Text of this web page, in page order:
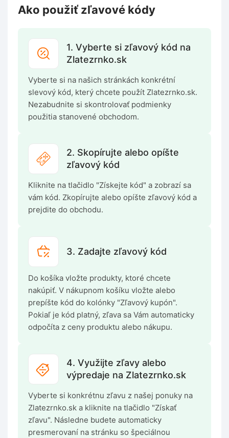
Ako použiť zľavové kódy
1. Vyberte si zľavový kód na
Zlatezrnko.sk
Vyberte si na našich stránkách konkrétní
slevový kód, který chcete použít Zlatezrnko.sk.
Nezabudnite si skontrolovať podmienky
použitia stanovené obchodom.
2. Skopírujte alebo opíšte
zľavový kód
Kliknite na tlačidlo "Získejte kód" a zobrazí sa
vám kód. Zkopírujte alebo opíšte zľavový kód a
prejdite do obchodu.
3. Zadajte zľavový kód
Do košíka vložte produkty, ktoré chcete
nakúpiť. V nákupnom košíku vložte alebo
prepíšte kód do kolónky "Zľavový kupón".
Pokiaľ je kód platný, zľava sa Vám automaticky
odpočíta z ceny produktu alebo nákupu.
4. Využijte zľavy alebo
výpredaje na Zlatezrnko.sk
Vyberte si konkrétnu zľavu z našej ponuky na
Zlatezrnko.sk a kliknite na tlačidlo "Získať
zľavu". Následne budete automaticky
presmerovaní na stránku so špeciálnou